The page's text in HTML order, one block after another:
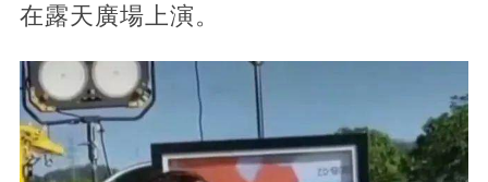
在露天廣場上演。